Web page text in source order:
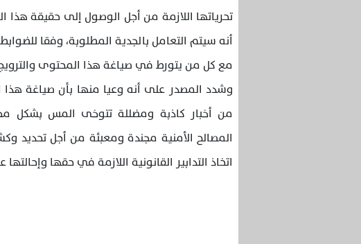
تحرياتها اللازمة من أجل الوصول إلى حقيقة
أنه سيتم التعامل بالجدية المطلوبة، وفقا
مع كل من يتورط في صياغة هذا المحتوى
وشدد المصدر على أنه وعيا منها بأن صياغة
من أخبار كاذبة ومضللة تتوخى المس بشكل
المصالح الأمنية مجندة ومعبئة من أجل تحديد
اتخاذ التدابير القانونية اللازمة في حقها